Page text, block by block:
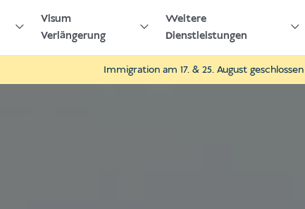
Visum
Verlängerung
Weitere
Dienstleistungen
Immigration am 17. & 25. August geschlossen